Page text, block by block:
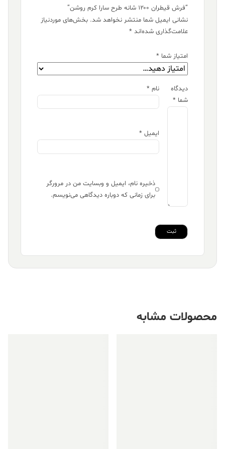
“فرش قیطران ۱۲۰۰ شانه طرح سارا کرم روشن”
نشانی ایمیل شما منتشر نخواهد شد. بخش‌های موردنیاز
علامت‌گذاری شده‌اند *
امتیاز شما *
دیدگاه
شما *
نام *
ایمیل *
ذخیره نام، ایمیل و وبسایت من در مرورگر
برای زمانی که دوباره دیدگاهی می‌نویسم.
محصولات مشابه